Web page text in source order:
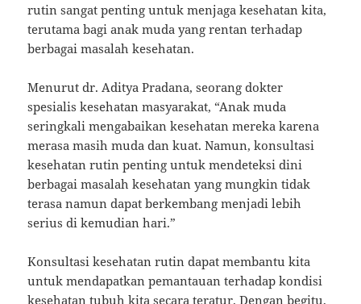
rutin sangat penting untuk menjaga kesehatan kita,
terutama bagi anak muda yang rentan terhadap
berbagai masalah kesehatan.
Menurut dr. Aditya Pradana, seorang dokter
spesialis kesehatan masyarakat, “Anak muda
seringkali mengabaikan kesehatan mereka karena
merasa masih muda dan kuat. Namun, konsultasi
kesehatan rutin penting untuk mendeteksi dini
berbagai masalah kesehatan yang mungkin tidak
terasa namun dapat berkembang menjadi lebih
serius di kemudian hari.”
Konsultasi kesehatan rutin dapat membantu kita
untuk mendapatkan pemantauan terhadap kondisi
kesehatan tubuh kita secara teratur. Dengan begitu,